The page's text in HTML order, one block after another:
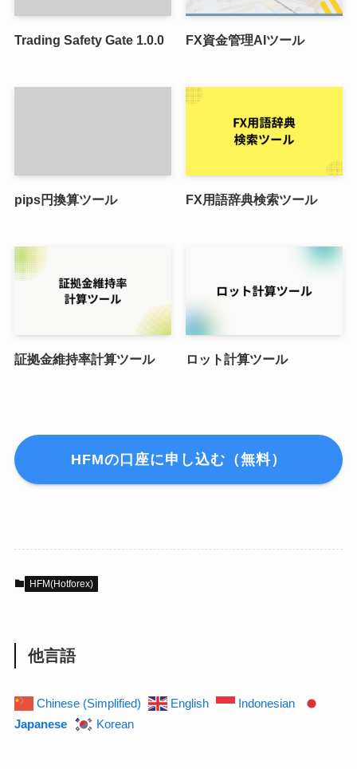
Trading Safety Gate 1.0.0 FX資金管理AIツール
pips円換算ツール FX用語辞典検索ツール
証拠金維持率計算ツール ロット計算ツール
HFMの口座に申し込む（無料）
HFM(Hotforex)
他言語
Chinese (Simplified) English
Indonesian
Japanese
Korean